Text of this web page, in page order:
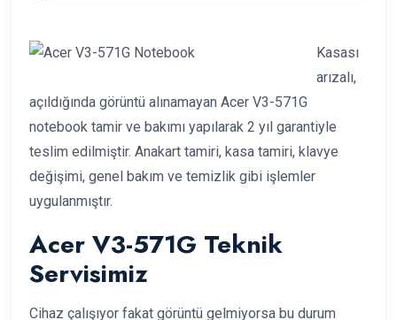
Kasası
arızalı,
açıldığında görüntü alınamayan Acer V3-571G
notebook tamir ve bakımı yapılarak 2 yıl garantiyle
teslim edilmiştir. Anakart tamiri, kasa tamiri, klavye
değişimi, genel bakım ve temizlik gibi işlemler
uygulanmıştır.
Acer V3-571G Teknik
Servisimiz
Cihaz çalışıyor fakat görüntü gelmiyorsa bu durum